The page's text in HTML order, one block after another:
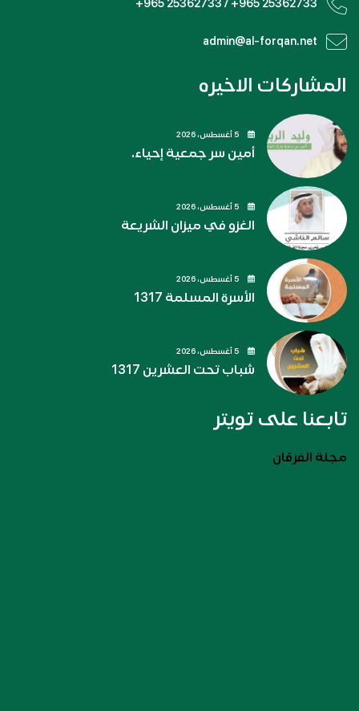
+965 25362733 / +965 25362733
admin@al-forqan.net
المشاركات الاخيره
أمين سر جمعية إحياء.
الغزو في ميزان الشريعة
الأسرة المسلمة 1317
شباب تحت العشرين 1317
تابعنا على تويتر
مجلة الفرقان